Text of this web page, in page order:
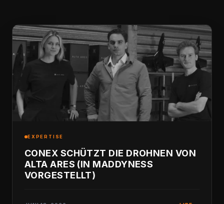
EXPERTISE
CONEX SCHÜTZT DIE DROHNEN VON
ALTA ARES (IN MADDYNESS
VORGESTELLT)